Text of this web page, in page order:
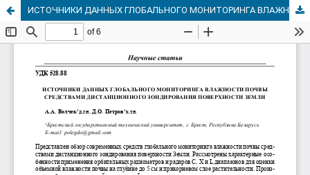
ИСТОЧНИКИ ДАННЫХ ГЛОБАЛЬНОГО МОНИТОРИНГА ВЛАЖНОСТИ ПОЧВЫ СРЕДСТВАМИ ДИСТАНЦИОННОГО ЗОНДИРОВАНИЯ ПОВЕРХНОСТИ ЗЕМЛИ